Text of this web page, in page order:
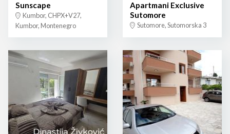
Sunscape
Kumbor, CHPX+V27,
Kumbor, Montenegro
Apartmani Exclusive
Sutomore
Sutomore, Sutomorska 3